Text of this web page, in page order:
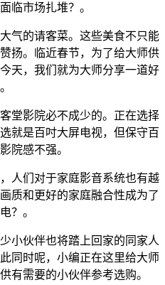
临市场扎堆？。
的请客菜。这些美食不只能
扬。临近春节，为了给大师供
天，我们就为大师分享一道好
影院必不成少的。正在选择
就是百吋大屏电视，但保守百
院感不强。
们对于家庭影音系统也有越
质和更好的家庭融合性成为了
？。
伙伴也将踏上回家的同家人
同时呢，小编正在这里给大师
有需要的小伙伴参考选购。